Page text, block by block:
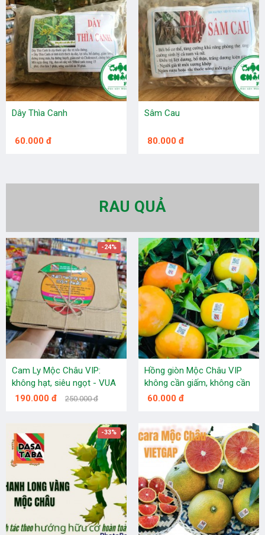
Dây Thìa Canh
60.000 đ
Sâm Cau
80.000 đ
RAU QUẢ
-24%
Cam Ly Mộc Châu VIP:
không hạt, siêu ngọt - VUA
CAM VIỆT NAM
190.000 đ 250.000 đ
Hồng giòn Mộc Châu VIP
không cần giấm, không cần
chấm
60.000 đ
-33%